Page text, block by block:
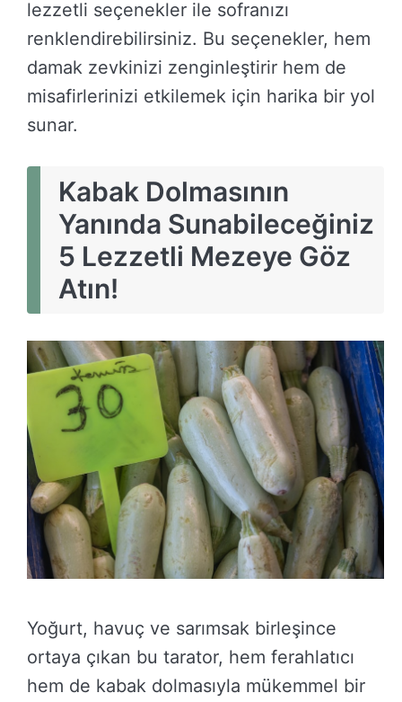
lezzetli seçenekler ile sofranızı
renklendirebilirsiniz. Bu seçenekler, hem
damak zevkinizi zenginleştirir hem de
misafirlerinizi etkilemek için harika bir yol
sunar.
Kabak Dolmasının
Yanında Sunabileceğiniz
5 Lezzetli Mezeye Göz
Atın!
Yoğurt, havuç ve sarımsak birleşince
ortaya çıkan bu tarator, hem ferahlatıcı
hem de kabak dolmasıyla mükemmel bir